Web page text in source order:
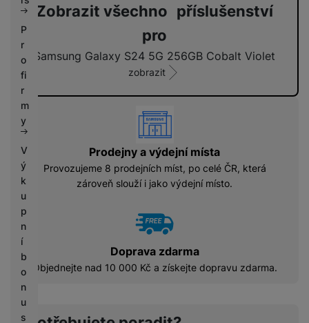
P
r
o
fi
r
m
y
V
ý
k
u
p
n
í
b
o
n
u
s
Zobrazit všechno příslušenství
pro
Samsung Galaxy S24 5G 256GB Cobalt Violet
zobrazit
vyhody
Prodejny a výdejní místa
Provozujeme 8 prodejních míst, po celé ČR, která
zároveň slouží i jako výdejní místo.
Doprava zdarma
Objednejte nad 10 000 Kč a získejte dopravu zdarma.